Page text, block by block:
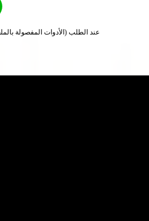
تتوفر إصدارات WAV أو STEM (الأدوات المفصولة بالملف) عند الطلب